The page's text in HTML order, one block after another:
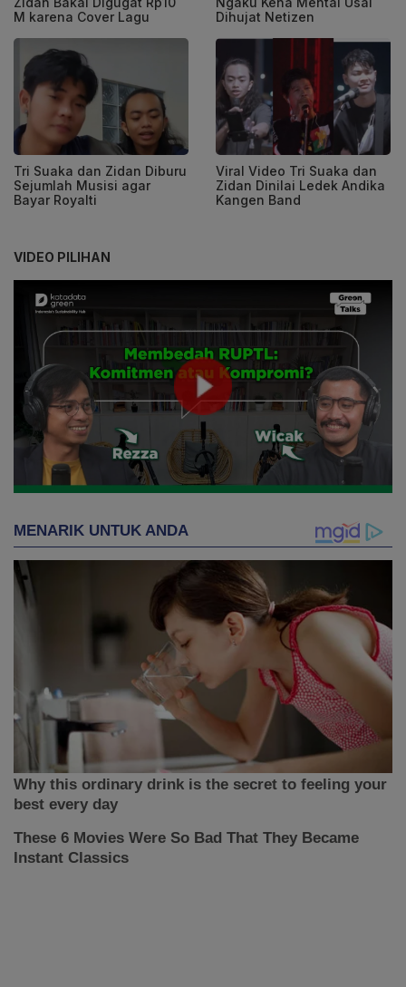
M karena Cover Lagu
Dihujat Netizen
Tri Suaka dan Zidan Diburu
Sejumlah Musisi agar
Bayar Royalti
Viral Video Tri Suaka dan
Zidan Dinilai Ledek Andika
Kangen Band
VIDEO PILIHAN